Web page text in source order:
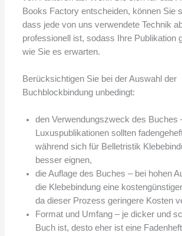
Books Factory entscheiden, können Sie
dass jede von uns verwendete Technik
professionell ist, sodass Ihre Publikation
wie Sie es erwarten.
Berücksichtigen Sie bei der Auswahl der
Buchblockbindung unbedingt:
den Verwendungszweck des Buches
Luxuspublikationen sollten
während sich für Belletristik
besser eignen,
die Auflage des Buches – bei hohen
die Klebebindung eine
da dieser Prozess geringere Kosten
Format und Umfang – je dicker und
Buch ist, desto eher ist eine